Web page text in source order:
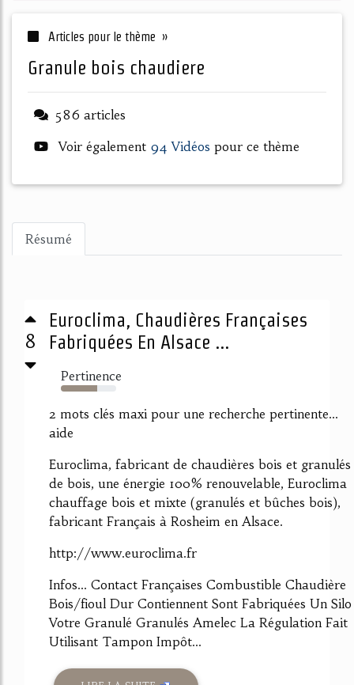
Articles pour le thème »
granule bois chaudiere
586 articles
Voir également 94 Vidéos pour ce thème
Résumé
8
Euroclima, Chaudières Françaises
Fabriquées En Alsace ...
Pertinence
66%
2 mots clés maxi pour une recherche pertinente...
aide
Euroclima, fabricant de chaudières bois et granulés
de bois, une énergie 100% renouvelable, Euroclima
chauffage bois et mixte (granulés et bûches bois),
fabricant Français à Rosheim en Alsace.
http://www.euroclima.fr
Infos... Contact Françaises Combustible Chaudière
Bois/fioul Dur Contiennent Sont Fabriquées Un Silo
Votre Granulé Granulés Amelec La Régulation Fait
Utilisant Tampon Impôt...